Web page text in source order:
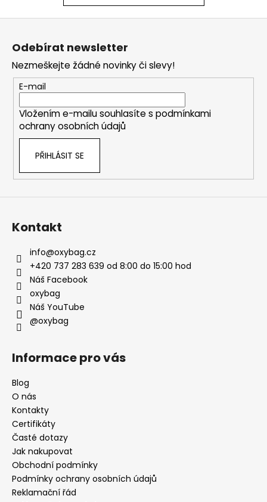
Z
Odebírat newsletter
Nezmeškejte žádné novinky či slevy!
E-mail
Vložením e-mailu souhlasíte s podmínkami
ochrany osobních údajů
PŘIHLÁSIT SE
Kontakt
info@oxybag.cz
+420 737 283 639 od 8:00 do 15:00 hod
Náš Facebook
oxybag
Náš YouTube
@oxybag
Informace pro vás
Blog
O nás
Kontakty
Certifikáty
Časté dotazy
Jak nakupovat
Obchodní podmínky
Podmínky ochrany osobních údajů
Reklamační řád